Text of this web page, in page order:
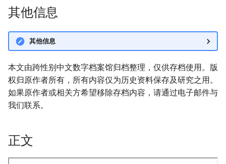
其他信息
其他信息
本文由跨性别中文数字档案馆归档整理，仅供存档使用。版
权归原作者所有，所有内容仅为历史资料保存及研究之用。
如果原作者或相关方希望移除存档内容，请通过电子邮件与
我们联系。
正文